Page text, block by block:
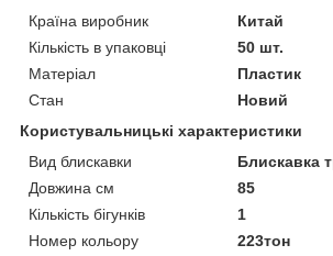
Країна виробник
Китай
Кількість в упаковці
50 шт.
Матеріал
Пластик
Стан
Новий
Користувальницькі характеристики
Вид блискавки
Блискавка
Довжина см
85
Кількість бігунків
1
Номер кольору
223тон